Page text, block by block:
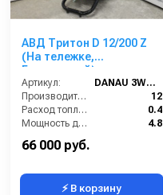
АВД Тритон D 12/200 Z
(На тележке,
Бензиновый)
Артикул:
DANAU 3WZ-1506
Производительность (л/мин):
12
Расход топлива (л/ч):
0.4
Мощность двигателя (кВт):
4.8
Объём топливного бака (л):
66 000 руб.
⚡ В корзину